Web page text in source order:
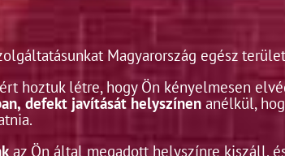
Magyarország egész
hoztuk létre, hogy Ön kényelmesen
defekt javítását helyszínen anélkül,
az Ön által megadott helyszínre kiszáll,